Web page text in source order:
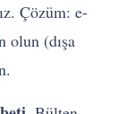
Çözüm: e-
olun (dışa